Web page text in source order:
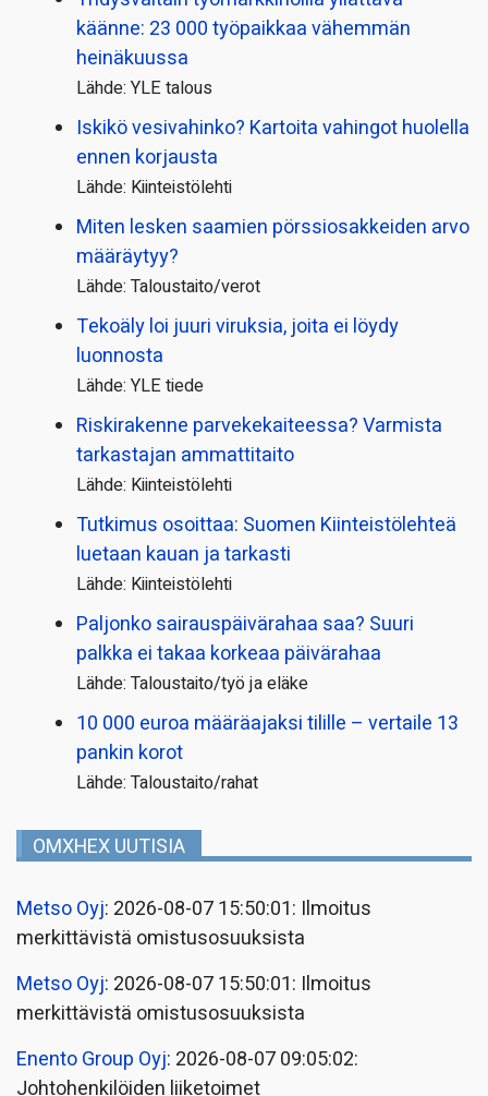
käänne: 23 000 työpaikkaa vähemmän
heinäkuussa
Lähde: YLE talous
Iskikö vesivahinko? Kartoita vahingot huolella
ennen korjausta
Lähde: Kiinteistölehti
Miten lesken saamien pörssi­osakkeiden arvo
määräytyy?
Lähde: Taloustaito/verot
Tekoäly loi juuri viruksia, joita ei löydy
luonnosta
Lähde: YLE tiede
Riskirakenne parvekekaiteessa? Varmista
tarkastajan ammattitaito
Lähde: Kiinteistölehti
Tutkimus osoittaa: Suomen Kiinteistölehteä
luetaan kauan ja tarkasti
Lähde: Kiinteistölehti
Paljonko sairauspäivä­rahaa saa? Suuri
palkka ei takaa korkeaa päivärahaa
Lähde: Taloustaito/työ ja eläke
10 000 euroa määräajaksi tilille – vertaile 13
pankin korot
Lähde: Taloustaito/rahat
OMXHEX UUTISIA
Metso Oyj: 2026-08-07 15:50:01: Ilmoitus
merkittävistä omistusosuuksista
Metso Oyj: 2026-08-07 15:50:01: Ilmoitus
merkittävistä omistusosuuksista
Enento Group Oyj: 2026-08-07 09:05:02:
Johtohenkilöiden liiketoimet